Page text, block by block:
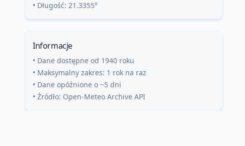
• Długość: 21.3355°
Informacje
• Dane dostępne od 1940 roku
• Maksymalny zakres: 1 rok na raz
• Dane opóźnione o ~5 dni
• Źródło: Open-Meteo Archive API